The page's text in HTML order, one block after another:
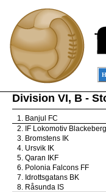
Division VI, B -
1. Banjul FC
2. IF Lokomotiv Blackeberg
3. Bromstens IK
4. Ursvik IK
5. Qaran IKF
6. Polonia Falcons FF
7. Idrottsgatans BK
8. Råsunda IS